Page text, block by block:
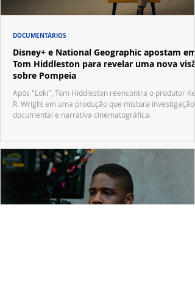
Disney+ e National Geographic apostam em
Tom Hiddleston para revelar uma nova
sobre Pompeia
Após "Loki", Tom Hiddleston reencontra o produtor
R. Wright em uma produção que mistura investigação
documental e narrativa cinematográfica.
DOCUMENTÁRIOS